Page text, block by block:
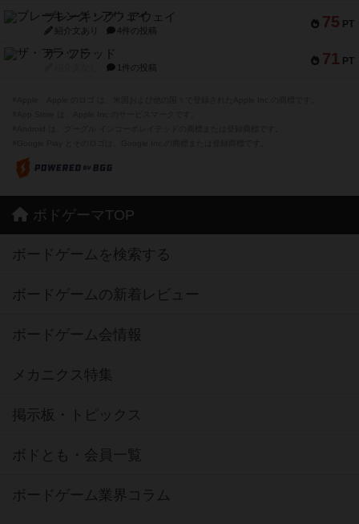
75 PT
ブレーキング・アウェイ
紹介文あり 4件の投稿
71 PT
ザ・フラッド
1件の投稿
ボドゲーマTOP
ボードゲームを検索する
ボードゲームの新着レビュー
ボードゲーム会情報
メカニクス特集
掲示板・トピックス
ボドとも・会員一覧
ボードゲーム業界コラム